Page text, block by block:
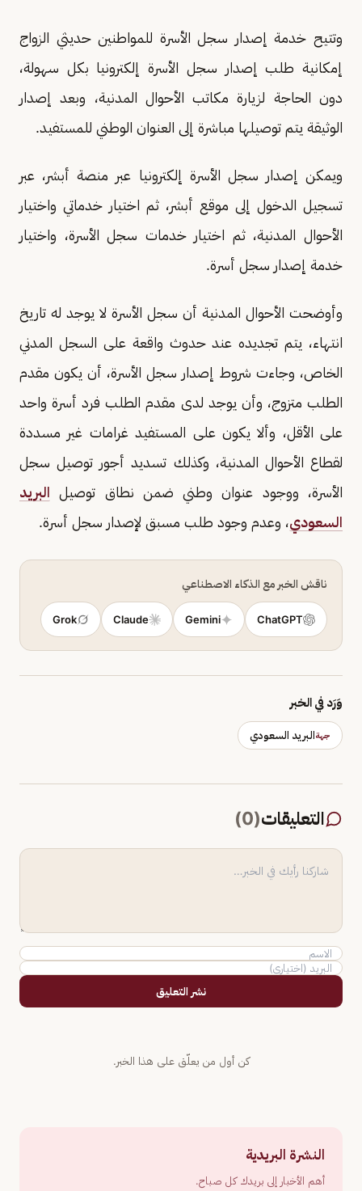
وتتيح خدمة إصدار سجل الأسرة للمواطنين حديثي الزواج
إمكانية طلب إصدار سجل الأسرة إلكترونيا بكل سهولة،
دون الحاجة لزيارة مكاتب الأحوال المدنية، وبعد إصدار
الوثيقة يتم توصيلها مباشرة إلى العنوان الوطني للمستفيد.
ويمكن إصدار سجل الأسرة إلكترونيا عبر منصة أبشر، عبر
تسجيل الدخول إلى موقع أبشر، ثم اختيار خدماتي واختيار
الأحوال المدنية، ثم اختیار خدمات سجل الأسرة، واختيار
خدمة إصدار سجل أسرة.
وأوضحت الأحوال المدنية أن سجل الأسرة لا يوجد له تاريخ
انتهاء، يتم تجديده عند حدوث واقعة على السجل المدني
الخاص، وجاءت شروط إصدار سجل الأسرة، أن يكون مقدم
الطلب متزوج، وأن يوجد لدى مقدم الطلب فرد أسرة واحد
على الأقل، وألا يكون على المستفيد غرامات غير مسددة
لقطاع الأحوال المدنية، وكذلك تسديد أجور توصيل سجل
الأسرة، ووجود عنوان وطني ضمن نطاق توصيل البريد
السعودي، وعدم وجود طلب مسبق لإصدار سجل أسرة.
ناقش الخبر مع الذكاء الاصطناعي
ChatGPT
Gemini
Claude
Grok
وَرَد في الخبر
جهةالبريد السعودي
التعليقات(
0
)
نشر التعليق
كن أول من يعلّق على هذا الخبر.
النشرة البريدية
أهم الأخبار إلى بريدك كل صباح.